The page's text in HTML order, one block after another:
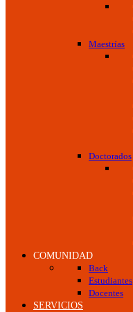
Maestrías
Doctorados
COMUNIDAD
Back
Estudiantes
Docentes
SERVICIOS